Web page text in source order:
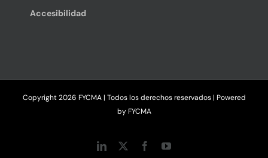
Accesibilidad
Copyright2026 FYCMA | Todos los derechos reservados | Powered
byFYCMA
LinkedIn FacebookYouTube